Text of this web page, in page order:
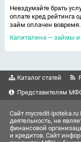
Невздумайте брать
оплате кред рейтинга
займ оплачен
Капиталина — займы
Каталог статей
Представителям
Сайт mycredit-
деятельность, не
финансовой
и кредитов. Сайт